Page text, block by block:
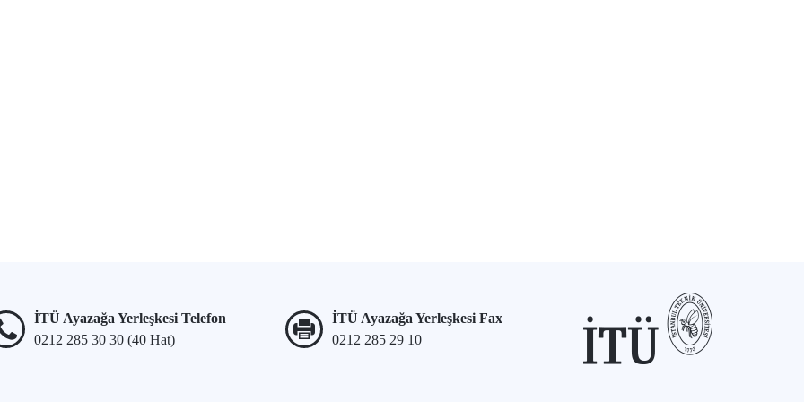
İTÜ Ayazağa Yerleşkesi Telefon
0212 285 30 30 (40 Hat)
İTÜ Ayazağa Yerleşkesi Fax
0212 285 29 10